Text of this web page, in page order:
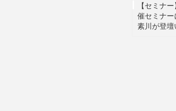
【セミナ
催セミナ
素川が登壇